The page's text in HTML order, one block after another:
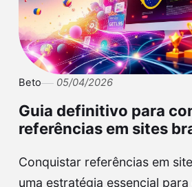
Beto 05/04/2026
Guia definitivo para
referências em sites
Conquistar referências em
uma estratégia essencial para